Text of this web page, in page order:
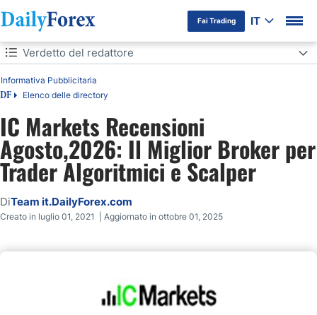
Fai Trading IT
Indice
DF Elenco delle directory
Informativa Pubblicitaria
Verdetto del redattore
Verdetto del redattore
Regolamentazione e Sicurezza
Commissioni di IC Markets
Orari di trading di IC Markets
Cosa si può scambiare
IC Markets Recensioni
Agosto,2026: Il Miglior Broker per
Trader Algoritmici e Scalper
DiTeam it.DailyForex.com
Creato in luglio 01, 2021 | Aggiornato in ottobre 01, 2025